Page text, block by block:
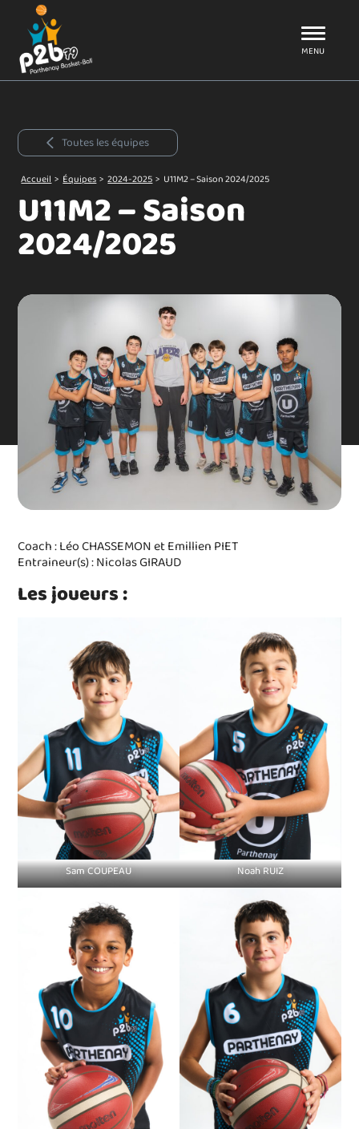
P2B79
MENU
Toutes les équipes
Accueil > Équipes > 2024-2025 > U11M2 – Saison 2024/2025
U11M2 – Saison
2024/2025
Coach : Léo CHASSEMON et Emillien PIET
Entraineur(s) : Nicolas GIRAUD
Les joueurs :
Sam COUPEAU Noah RUIZ